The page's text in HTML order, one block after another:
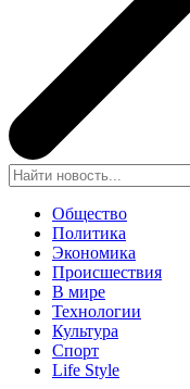
Общество
Политика
Экономика
Происшествия
В мире
Технологии
Культура
Спорт
Life Style